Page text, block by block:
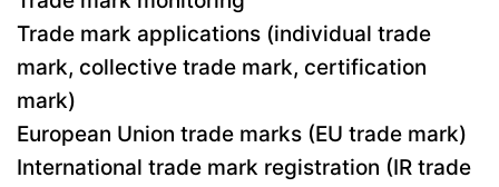
Trade mark applications (individual trade
mark, collective trade mark, certification
mark)
European Union trade marks (EU trade mark)
International trade mark registration (IR trade